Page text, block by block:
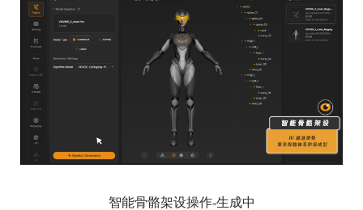
智能骨骼架设操作-生成中